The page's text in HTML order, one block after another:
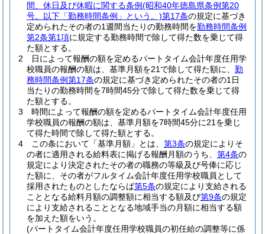
間、休日及び休暇に関する条例(昭和40年徳島県条例第20
号。以下「勤務時間条例」という。)第17条の規定に基づき
定められたその者の1週間当たりの勤務時間を勤務時間条例
第2条第1項に規定する勤務時間で除して得た数を乗じて得
た額とする。
2
日によって報酬の額を定めるパートタイム会計年度任用学
校職員の報酬の額は、基準月額を21で除して得た額に、 勤
務時間条例第17条の規定に基づき定められたその者の1日
当たりの勤務時間を7時間45分で除して得た数を乗じて得
た額とする。
3
時間によって報酬の額を定めるパートタイム会計年度任用
学校職員の報酬の額は、基準月額を7時間45分に21を乗じ
て得た時間で除して得た額とする。
4
この条において「基準月額」とは、 第3条の規定によりそ
の者に適用される給料表に掲げる報酬月額のうち、 第4条の
規定により決定されたその者の職務の等級及び号俸に応じ
た額に、その者がフルタイム会計年度任用学校職員として
採用されたものとしたならば第5条の規定により支給される
こととなる給料月額の調整額に相当する額及び第9条の規定
により支給されることとなる地域手当の月額に相当する額
を加えた額をいう。
(パートタイム会計年度任用学校職員の初任給の調整等に係